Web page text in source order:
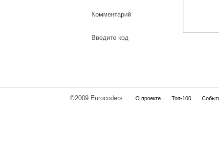
Комментарий
Введите код
©2009 Eurocoders. О проекте Топ-100